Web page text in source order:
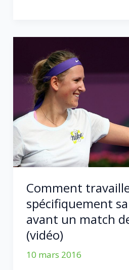
de
Performance
Tennis
(
extraits
vidéo)
Comment
spécifiquement
avant un match
(vidéo)
10 mars 2016